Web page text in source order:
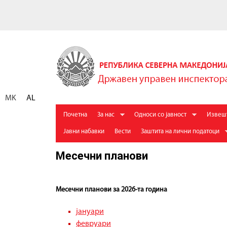
ж
MK AL
M
i
n
Почетна За нас Односи со јавност
Jавни набавки Вести Заштита на лични податоци
Месечни планови
Месечни планови за 2026-та година
јануари
февруари